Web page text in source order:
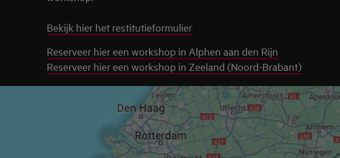
Bekijk hier het restitutieformulier
Reserveer hier een workshop in Alphen aan den Rijn
Reserveer hier een workshop in Zeeland (Noord-Brabant)